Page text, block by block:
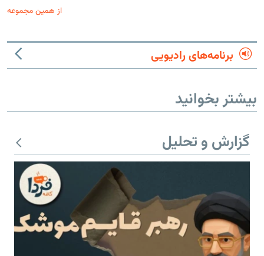
از همین مجموعه
برنامه‌های رادیویی
بیشتر بخوانید
گزارش و تحلیل